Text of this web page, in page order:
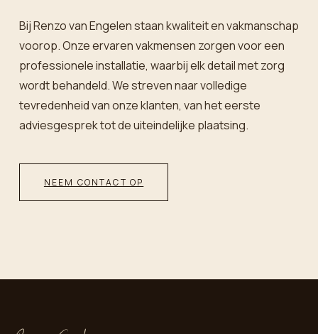
Bij Renzo van Engelen staan kwaliteit en vakmanschap
voorop. Onze ervaren vakmensen zorgen voor een
professionele installatie, waarbij elk detail met zorg
wordt behandeld. We streven naar volledige
tevredenheid van onze klanten, van het eerste
adviesgesprek tot de uiteindelijke plaatsing.
NEEM CONTACT OP